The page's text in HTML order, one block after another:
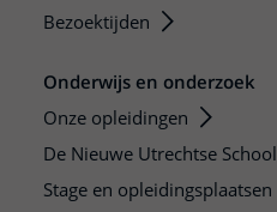
Bezoektijden
Onderwijs en onderzoek
Onze opleidingen
De Nieuwe Utrechtse School
Stage en opleidingsplaatsen